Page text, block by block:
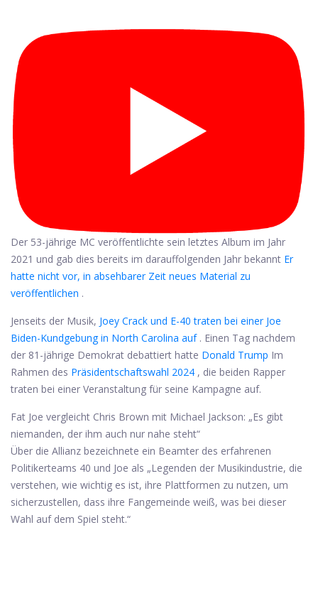
Der 53-jährige MC veröffentlichte sein letztes Album im Jahr
2021 und gab dies bereits im darauffolgenden Jahr bekannt Er
hatte nicht vor, in absehbarer Zeit neues Material zu
veröffentlichen .
Jenseits der Musik, Joey Crack und E-40 traten bei einer Joe
Biden-Kundgebung in North Carolina auf. Einen Tag nachdem
der 81-jährige Demokrat debattiert hatte Donald Trump Im
Rahmen des Präsidentschaftswahl 2024 , die beiden Rapper
traten bei einer Veranstaltung für seine Kampagne auf.
Fat Joe vergleicht Chris Brown mit Michael Jackson: „Es gibt
niemanden, der ihm auch nur nahe steht“
Über die Allianz bezeichnete ein Beamter des erfahrenen
Politikerteams 40 und Joe als „Legenden der Musikindustrie, die
verstehen, wie wichtig es ist, ihre Plattformen zu nutzen, um
sicherzustellen, dass ihre Fangemeinde weiß, was bei dieser
Wahl auf dem Spiel steht.“